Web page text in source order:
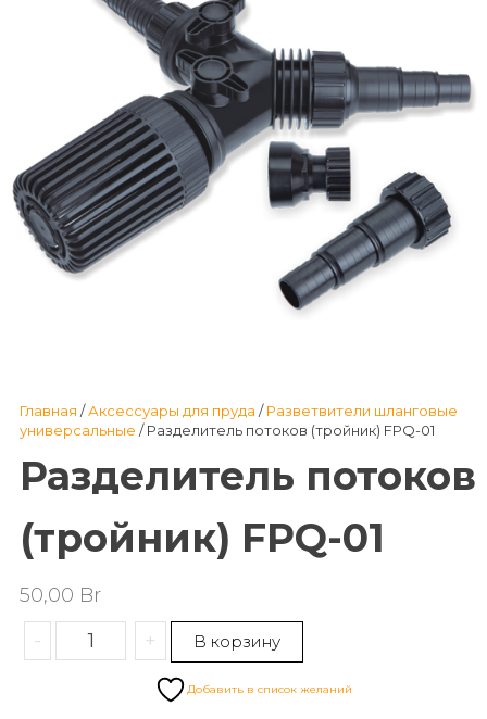
Главная /Аксессуары для пруда /Разветвители шланговые
универсальные / Разделитель потоков (тройник) FPQ-01
Разделитель потоков
(тройник) FPQ-01
50,00 Br
-
+ В корзину
Добавить в список желаний